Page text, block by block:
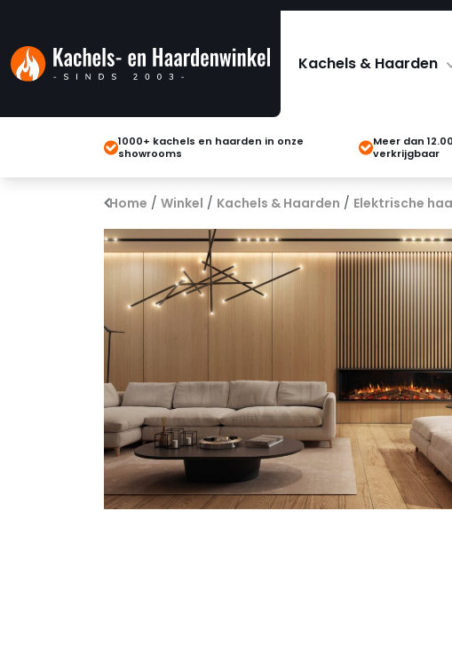
Kachels & Haarden
1000+ kachels en haarden in onze
showrooms
Meer dan
verkrijgbaar
Home / Winkel / Kachels & Haarden / Elektrische